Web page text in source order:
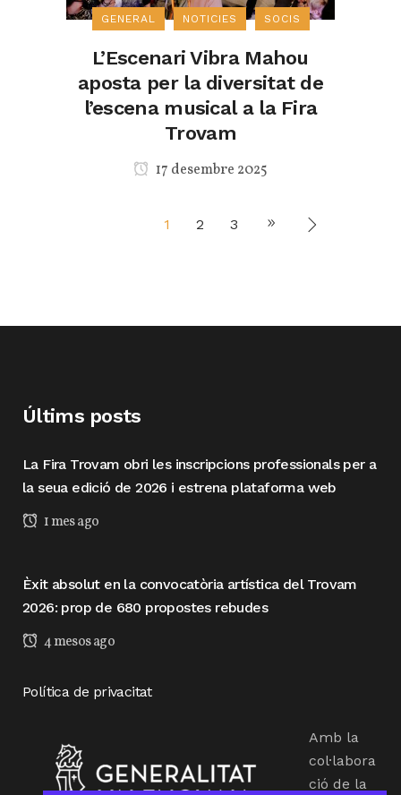
GENERAL NOTICIES SOCIS
L’Escenari Vibra Mahou
aposta per la diversitat de
l’escena musical a la Fira
Trovam
17 desembre 2025
1 2 3
Últims posts
La Fira Trovam obri les inscripcions professionals per a
la seua edició de 2026 i estrena plataforma web
1 mes ago
Èxit absolut en la convocatòria artística del Trovam
2026: prop de 680 propostes rebudes
4 mesos ago
Política de privacitat
Amb la
col·labora
ció de la